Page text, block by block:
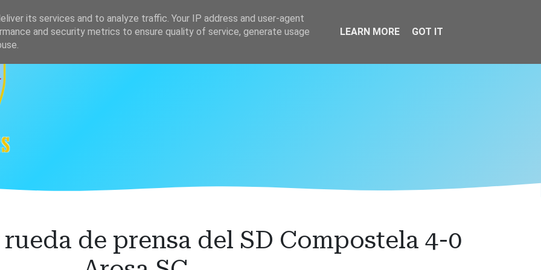
Clasificación
de prensa del SD Compostela 4-0
its services and to analyze traffic. Your IP address and user-agent
and security metrics to ensure quality of service, generate usage
LEARN MORE GOT IT